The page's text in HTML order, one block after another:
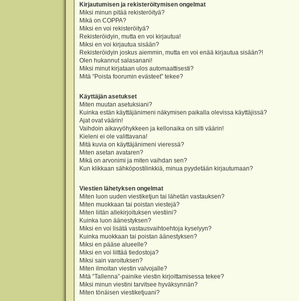
Kirjautumisen ja rekisteröitymisen ongelmat
Miksi minun pitää rekisteröityä?
Mikä on COPPA?
Miksi en voi rekisteröityä?
Rekisteröidyin, mutta en voi kirjautua!
Miksi en voi kirjautua sisään?
Rekisteröidyin joskus aiemmin, mutta en voi enää kirjautua sisään?!
Olen hukannut salasanani!
Miksi minut kirjataan ulos automaattisesti?
Mitä “Poista foorumin evästeet” tekee?
Käyttäjän asetukset
Miten muutan asetuksiani?
Kuinka estän käyttäjänimeni näkymisen paikalla olevissa käyttäjissä?
Ajat ovat väärin!
Vaihdoin aikavyöhykkeen ja kellonaika on silti väärin!
Kieleni ei ole valittavana!
Mitä kuvia on käyttäjänimeni vieressä?
Miten asetan avataren?
Mikä on arvonimi ja miten vaihdan sen?
Kun klikkaan sähköpostilinkkiä, minua pyydetään kirjautumaan?
Viestien lähetyksen ongelmat
Miten luon uuden viestiketjun tai lähetän vastauksen?
Miten muokkaan tai poistan viestejä?
Miten liitän allekirjoituksen viestiini?
Kuinka luon äänestyksen?
Miksi en voi lisätä vastausvaihtoehtoja kyselyyn?
Kuinka muokkaan tai poistan äänestyksen?
Miksi en pääse alueelle?
Miksi en voi liittää tiedostoja?
Miksi sain varoituksen?
Miten ilmoitan viestin valvojalle?
Mitä “Tallenna”-painike viestin kirjoittamisessa tekee?
Miksi minun viestini tarvitsee hyväksynnän?
Miten tönäisen viestiketjuani?